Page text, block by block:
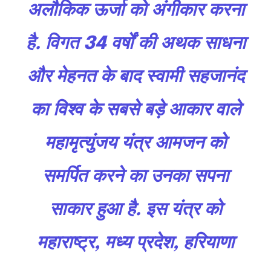
Join our community of
conversation.
To subscribe, simply enter your email address on our website
or click the subscribe button below. Don't worry, we respect
your privacy and won't spam your inbox. Your information is
SUBSCRIBE
I've read and accept thePrivacy Policy.
अलौकिक ऊर्जा को अंगीकार करना
है. विगत 34 वर्षों की अथक साधना
और मेहनत के बाद स्वामी सहजानंद
का विश्व के सबसे बड़े आकार वाले
महामृत्युंजय यंत्र आमजन को
समर्पित करने का उनका सपना
साकार हुआ है. इस यंत्र को
महाराष्ट्र, मध्य प्रदेश, हरियाणा